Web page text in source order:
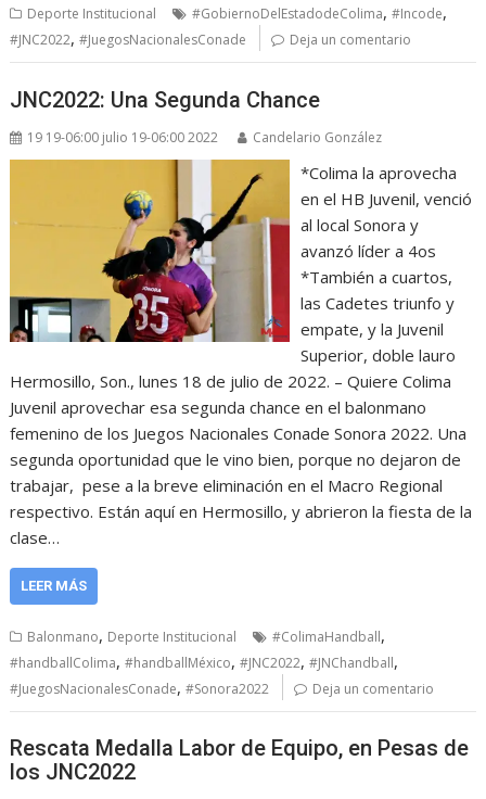
Deporte Institucional #GobiernoDelEstadodeColima,#Incode,
#JNC2022,#JuegosNacionalesConade Deja un comentario
JNC2022: Una Segunda Chance
19 19-06:00 julio 19-06:00 2022 Candelario González
*Colima la aprovecha
en el HB Juvenil, venció
al local Sonora y
avanzó líder a 4os
*También a cuartos,
las Cadetes triunfo y
empate, y la Juvenil
Superior, doble lauro
Hermosillo, Son., lunes 18 de julio de 2022. – Quiere Colima
Juvenil aprovechar esa segunda chance en el balonmano
femenino de los Juegos Nacionales Conade Sonora 2022. Una
segunda oportunidad que le vino bien, porque no dejaron de
trabajar, pese a la breve eliminación en el Macro Regional
respectivo. Están aquí en Hermosillo, y abrieron la fiesta de la
clase…
LEER MÁS
Balonmano, Deporte Institucional #ColimaHandball,
#handballColima,#handballMéxico,#JNC2022,#JNChandball,
#JuegosNacionalesConade,#Sonora2022 Deja un comentario
Rescata Medalla Labor de Equipo, en Pesas de
los JNC2022